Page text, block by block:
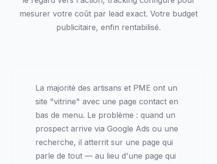
mesurer votre coût par lead exact. Votre budget
publicitaire, enfin rentabilisé.
La majorité des artisans et PME ont un
site "vitrine" avec une page contact en
bas de menu. Le problème : quand un
prospect arrive via Google Ads ou une
recherche, il atterrit sur une page qui
parle de tout — au lieu d'une page qui